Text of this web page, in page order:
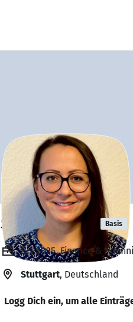
Sladjana Ikic Basis
Bis 2025, Finance &
Stuttgart, Deutschland
Logg Dich ein, um alle